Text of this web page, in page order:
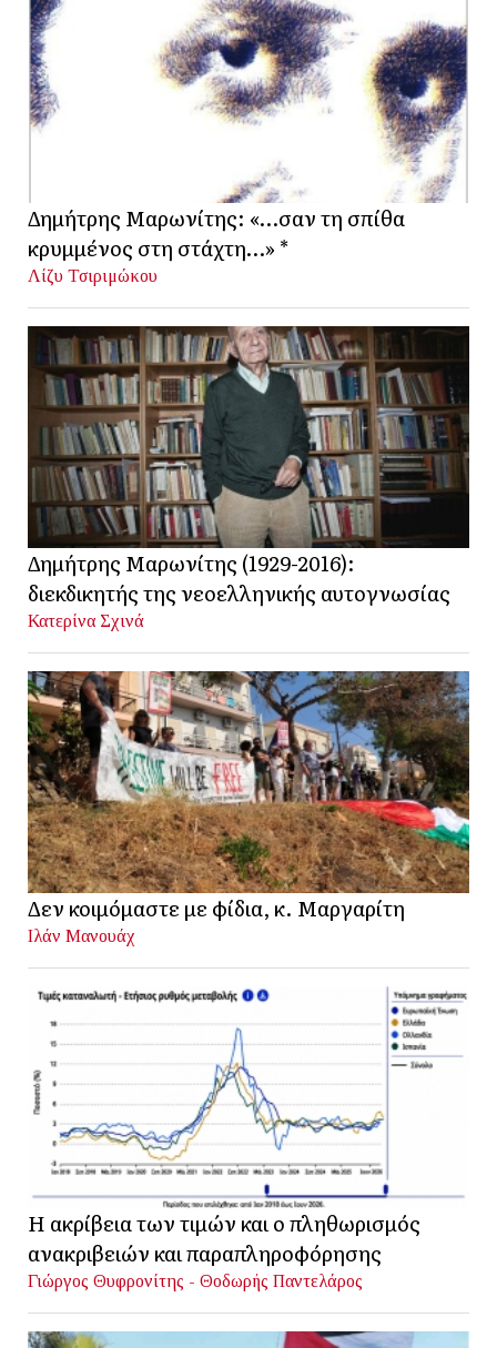
Δημήτρης Μαρωνίτης: «…σαν τη σπίθα
κρυμμένος στη στάχτη…» *
Λίζυ Τσιριμώκου
Δημήτρης Μαρωνίτης (1929-2016):
διεκδικητής της νεοελληνικής αυτογνωσίας
Κατερίνα Σχινά
Δεν κοιμόμαστε με φίδια, κ. Μαργαρίτη
Ιλάν Μανουάχ
Η ακρίβεια των τιμών και ο πληθωρισμός
ανακριβειών και παραπληροφόρησης
Γιώργος Θυφρονίτης - Θοδωρής Παντελάρος